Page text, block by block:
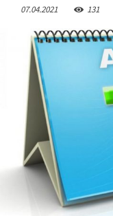
07.04.2021 131